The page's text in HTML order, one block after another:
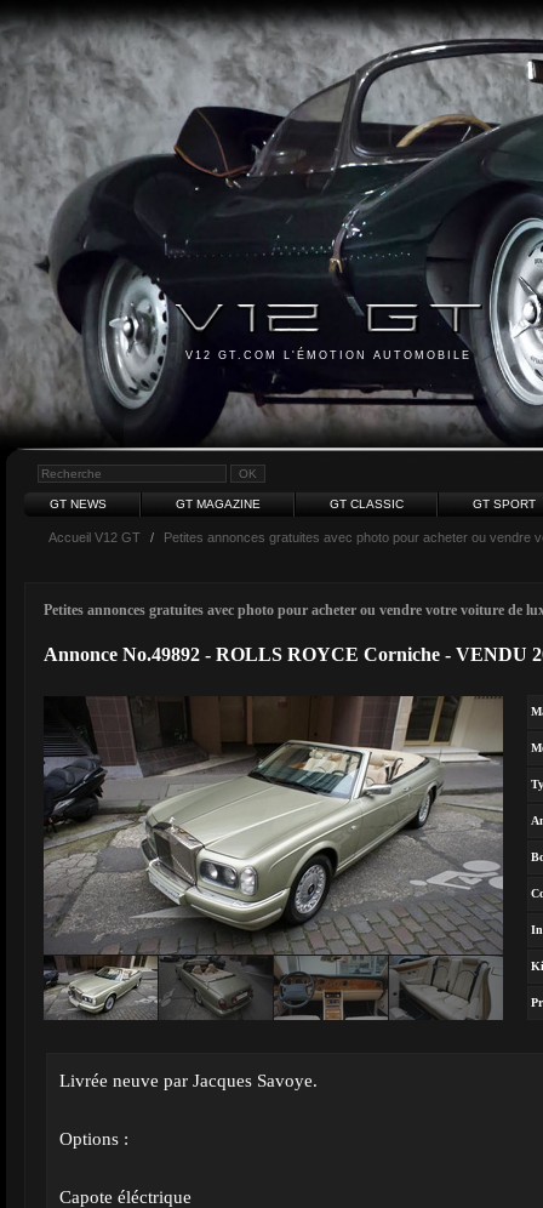
V12 GT.COM L'ÉMOTION AUTOMOBILE
GT NEWS GT MAGAZINE GT CLASSIC GT SPORT
Accueil V12 GT / Petites annonces gratuites avec photo pour acheter ou vendre
Petites annonces gratuites avec photo pour acheter ou vendre votre voiture de
Annonce No.49892 - ROLLS ROYCE Corniche - VENDU
Livrée neuve par Jacques Savoye.
Options :
Capote éléctrique